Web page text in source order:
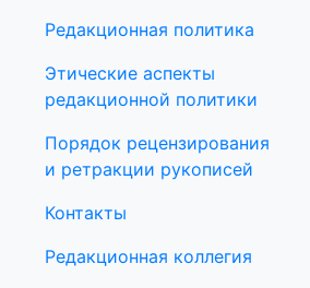
Редакционная политика
Этические аспекты
редакционной политики
Порядок рецензирования
и ретракции рукописей
Контакты
Редакционная коллегия